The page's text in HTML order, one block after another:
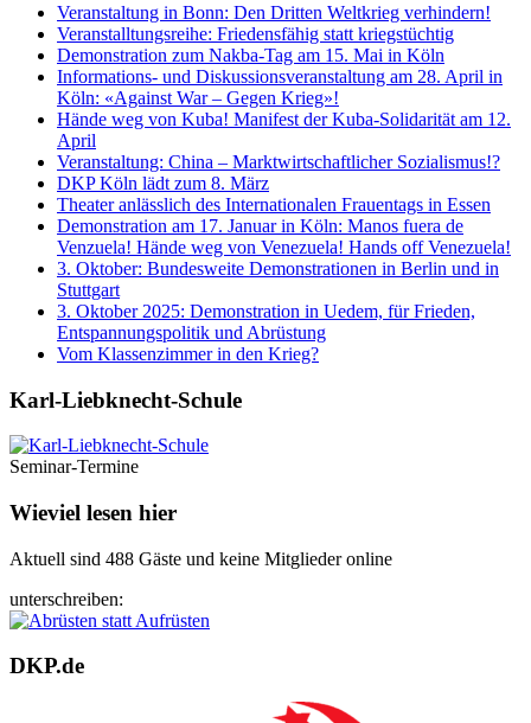
Veranstaltung in Bonn: Den Dritten Weltkrieg verhindern!
Veranstalltungsreihe: Friedensfähig statt kriegstüchtig
Demonstration zum Nakba-Tag am 15. Mai in Köln
Informations- und Diskussionsveranstaltung am 28. April in
Köln: «Against War – Gegen Krieg»!
Hände weg von Kuba! Manifest der Kuba-Solidarität am 12.
April
Veranstaltung: China – Marktwirtschaftlicher Sozialismus!?
DKP Köln lädt zum 8. März
Theater anlässlich des Internationalen Frauentags in Essen
Demonstration am 17. Januar in Köln: Manos fuera de
Venzuela! Hände weg von Venezuela! Hands off Venezuela!
3. Oktober: Bundesweite Demonstrationen in Berlin und in
Stuttgart
3. Oktober 2025: Demonstration in Uedem, für Frieden,
Entspannungspolitik und Abrüstung
Vom Klassenzimmer in den Krieg?
Karl-Liebknecht-­Schule
Seminar-Termine
Wieviel lesen hier
Aktuell sind 488 Gäste und keine Mitglieder online
unterschreiben:
DKP.de